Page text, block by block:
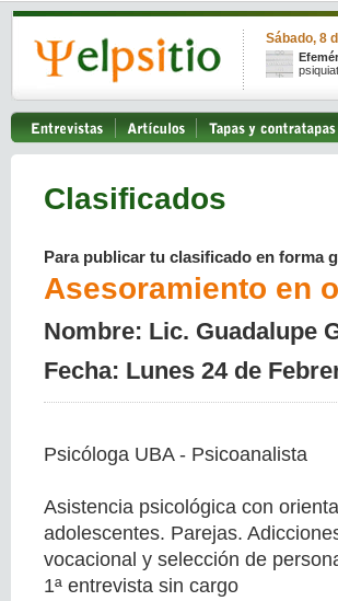
Sábado, 8
Clasificados
Para publicar tu clasificado en forma
Asesoramiento en
Nombre: Lic. Guadalupe
Fecha: Lunes 24 de
Psicóloga UBA - Psicoanalista
Asistencia psicológica con
adolescentes. Parejas.
vocacional y selección de
1ª entrevista sin cargo